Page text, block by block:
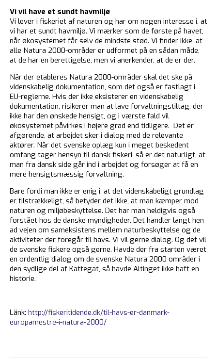
Vi vil have et sundt havmiljø
Vi lever i fiskeriet af naturen og har om nogen interesse i, at
vi har et sundt havmiljø. Vi mærker som de første på havet,
når økosystemet får selv de mindste stød. Vi finder ikke, at
alle Natura 2000-områder er udformet på en sådan måde,
at de har en berettigelse, men vi anerkender, at de er der.
Når der etableres Natura 2000-områder skal det ske på
videnskabelig dokumentation, som det også er fastlagt i
EU-reglerne. Hvis der ikke eksisterer en videnskabelig
dokumentation, risikerer man at lave forvaltningstiltag, der
ikke har den ønskede hensigt, og i værste fald vil
økosystemet påvirkes i højere grad end tidligere. Det er
afgørende, at arbejdet sker i dialog med de relevante
aktører. Når det svenske oplæg kun i meget beskedent
omfang tager hensyn til dansk fiskeri, så er det naturligt, at
man fra dansk side går ind i arbejdet og forsøger at få en
mere hensigtsmæssig forvaltning.
Bare fordi man ikke er enig i, at det videnskabeligt grundlag
er tilstrækkeligt, så betyder det ikke, at man kæmper mod
naturen og miljøbeskyttelse. Det har man heldigvis også
forstået hos de danske myndigheder. Det handler langt hen
ad vejen om sameksistens mellem naturbeskyttelse og de
aktiviteter der foregår til havs. Vi vil gerne dialog. Og det vil
de svenske fiskere også gerne. Havde der fra starten været
en ordentlig dialog om de svenske Natura 2000 områder i
den sydlige del af Kattegat, så havde Altinget ikke haft en
historie.
Länk: http://fiskeritidende.dk/til-havs-er-danmark-
europamestre-i-natura-2000/